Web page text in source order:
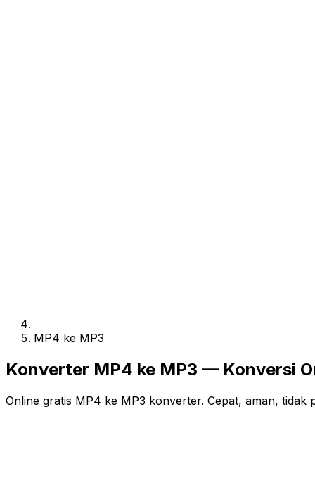
MP4 ke MP3
Konverter MP4 ke MP3 — Konversi
Online gratis MP4 ke MP3 konverter. Cepat, aman, tidak